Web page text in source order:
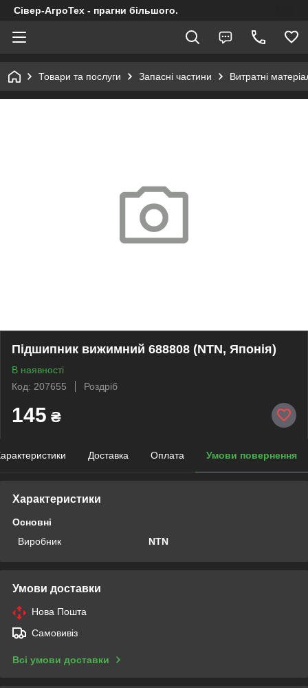
Сівер-АгроТех - прагни більшого.
Товари та послуги Запасні частини Витратні
Підшипник вижимний 688808 (NTN, Японія)
В наявності
Код: 207655
Роздріб
145 ₴
Доставка Оплата Умови повернення
Характеристики
Основні
Виробник
NTN
Умови доставки
Нова Пошта
Самовивіз
Всі умови доставки